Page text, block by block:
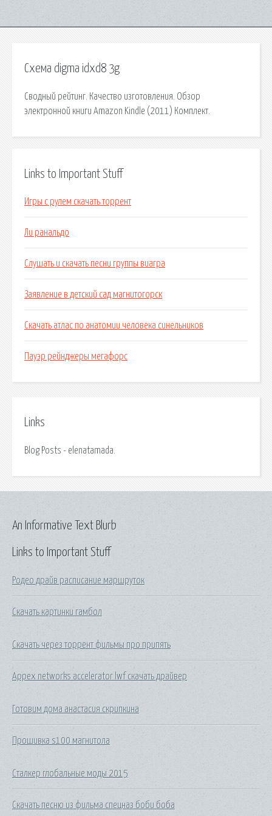
Схема digma idxd8 3g
Сводный рейтинг. Качество изготовления. Обзор
электронной книги Amazon Kindle (2011) Комплект.
Links to Important Stuff
Игры с рулем скачать торрент
Ли ранальдо
Слушать и скачать песни группы виагра
Заявление в детский сад магнитогорск
Скачать атлас по анатомии человека синельников
Пауэр рейнджеры мегафорс
Links
Blog Posts - elenatamada.
Links to Important Stuff
Родео драйв расписание маршруток
Скачать картинки гамбол
Скачать через торрент фильмы про припять
Appex networks accelerator lwf скачать драйвер
Готовим дома анастасия скрипкина
Прошивка s100 магнитола
Сталкер глобальные моды 2015
Скачать песню из фильма спецназ боби боба
An Informative Text Blurb